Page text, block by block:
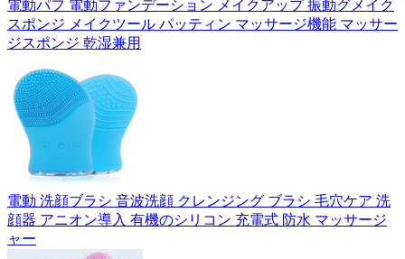
電動パフ 電動ファンデーション メイクアップ 振動グメイク
スポンジ メイクツール パッティン マッサージ機能 マッサー
ジスポンジ 乾湿兼用
電動 洗顔ブラシ 音波洗顔 クレンジング ブラシ 毛穴ケア 洗
顔器 アニオン導入 有機のシリコン 充電式 防水 マッサージ
ャー